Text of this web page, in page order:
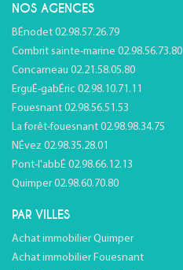
NOS AGENCES
BÉnodet 02.98.57.26.79
Combrit sainte-marine 02.98.56.73.80
Concarneau 02.21.58.05.80
ErguÉ-gabÉric 02.98.10.71.11
Fouesnant 02.98.56.51.53
La forêt-fouesnant 02.98.98.34.75
NÉvez 02.98.35.28.01
Pont-l'abbÉ 02.98.66.12.13
Quimper 02.98.60.70.80
PAR VILLES
Achat immobilier Quimper
Achat immobilier Fouesnant